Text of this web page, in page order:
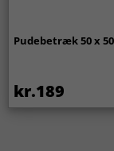
Pudebetræk 50 x
kr.189